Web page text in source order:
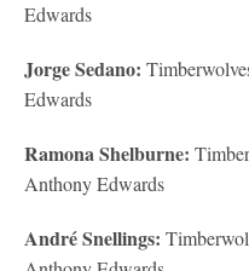
Edwards
Jorge Sedano:
Edwards
Ramona Shelburne:
Anthony Edwards
André Snellings: